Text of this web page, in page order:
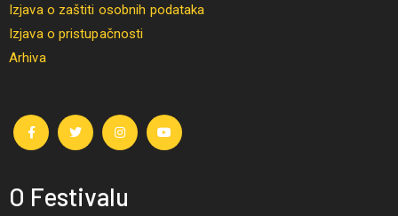
Izjava o zaštiti osobnih podataka
Izjava o pristupačnosti
Arhiva
O Festivalu